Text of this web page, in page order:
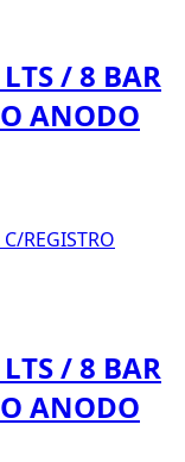
/ 8 BAR
ANODO
/ 8 BAR
ANODO